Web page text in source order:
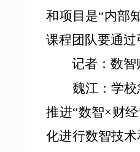
和项目是“内部
课程团队要通过
记者：数智
魏江：学校
推进“数智×财
化进行数智技